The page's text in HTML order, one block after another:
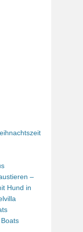
–
Hund in